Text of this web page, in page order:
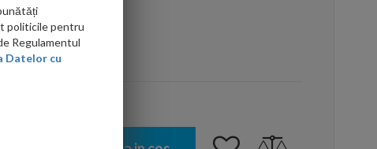
mai ieftin?
politicile pentru
Regulamentul
Datelor cu